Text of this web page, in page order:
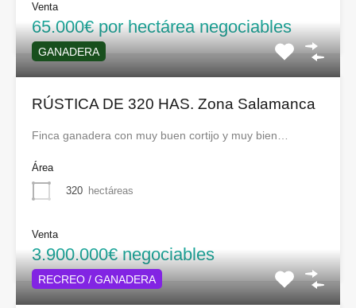
Venta
65.000€ por hectárea negociables
GANADERA
RÚSTICA DE 320 HAS. Zona Salamanca
Finca ganadera con muy buen cortijo y muy bien…
Área
320 hectáreas
Venta
3.900.000€ negociables
RECREO / GANADERA